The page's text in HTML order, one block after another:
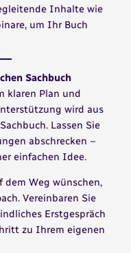
Inhalte wie
um Ihr Buch
Sachbuch
klaren Plan und
wird aus
Lassen Sie
abschrecken –
einfachen Idee.
Weg wünschen,
Vereinbaren Sie
Erstgespräch
zu Ihrem eigenen